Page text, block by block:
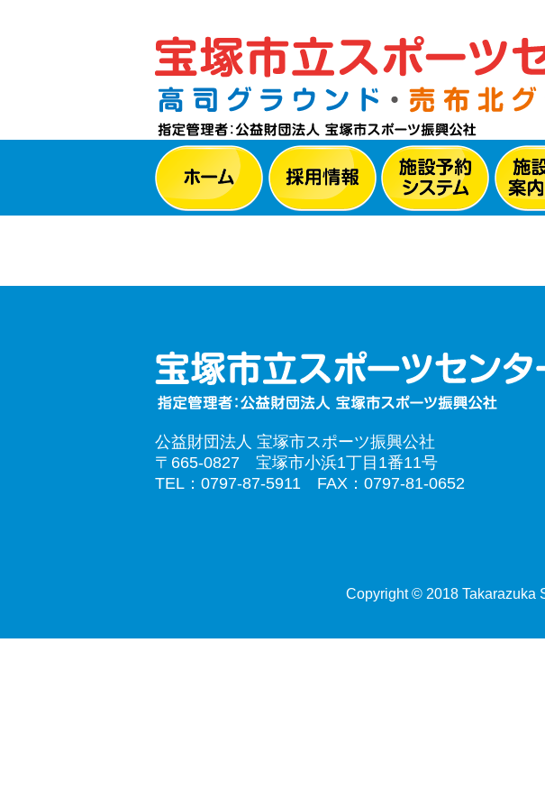
公益財団法人 宝塚市スポーツ振興公社
〒665-0827 宝塚市小浜1丁目1番11号
TEL：0797-87-5911 FAX：0797-81-0652
Copyright © 2018 Takarazuka